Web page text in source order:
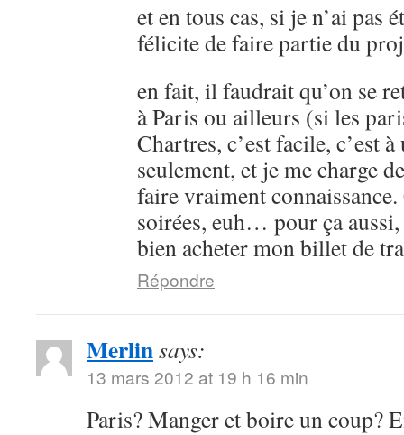
et en tous cas, si je n’ai pas
félicite de faire partie du
en fait, il faudrait qu’on se
à Paris ou ailleurs (si les
Chartres, c’est facile, c’est
seulement, et je me charge
faire vraiment
soirées, euh… pour ça
bien acheter mon billet de
Répondre
Merlinsays:
13 mars 2012 at 19 h 16 min
Paris? Manger et boire un coup?